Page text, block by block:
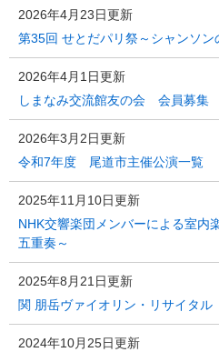
2026年4月23日更新
第35回 せとだパリ祭～シャンソン
2026年4月1日更新
しまなみ交流館友の会 会員募集
2026年3月2日更新
令和7年度 尾道市主催公演一覧
2025年11月10日更新
NHK交響楽団メンバーによる室内
五重奏～
2025年8月21日更新
関 朋岳ヴァイオリン・リサイタル
2024年10月25日更新